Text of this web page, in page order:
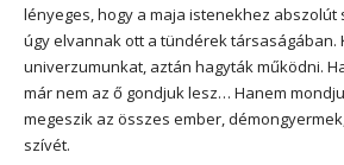
lényeges, hogy a maja istenekhez abszolút
úgy elvannak ott a tündérek társaságában.
univerzumunkat, aztán hagyták működni.
már nem az ő gondjuk lesz… Hanem
megeszik az összes ember,
szívét.